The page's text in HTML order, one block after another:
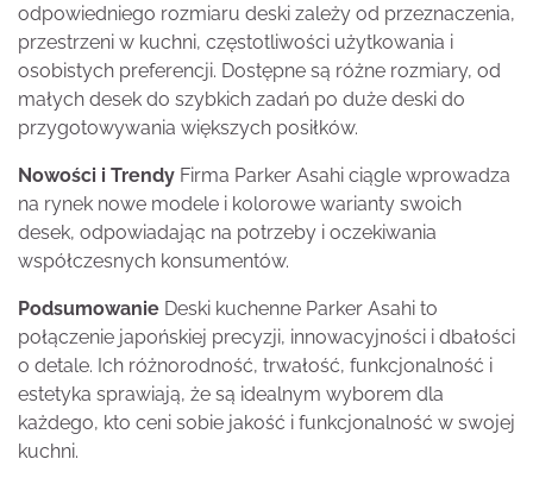
odpowiedniego rozmiaru deski zależy od przeznaczenia,
przestrzeni w kuchni, częstotliwości użytkowania i
osobistych preferencji. Dostępne są różne rozmiary, od
małych desek do szybkich zadań po duże deski do
przygotowywania większych posiłków.
Nowości i Trendy Firma Parker Asahi ciągle wprowadza
na rynek nowe modele i kolorowe warianty swoich
desek, odpowiadając na potrzeby i oczekiwania
współczesnych konsumentów.
Podsumowanie Deski kuchenne Parker Asahi to
połączenie japońskiej precyzji, innowacyjności i dbałości
o detale. Ich różnorodność, trwałość, funkcjonalność i
estetyka sprawiają, że są idealnym wyborem dla
każdego, kto ceni sobie jakość i funkcjonalność w swojej
kuchni.